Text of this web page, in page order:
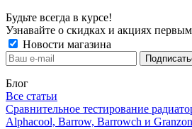
Будьте всегда в курсе!
Узнавайте о скидках и акциях первым
Новости магазина
Блог
Все статьи
Сравнительное тестирование
Alphacool, Barrow, Barrowch и Granzon